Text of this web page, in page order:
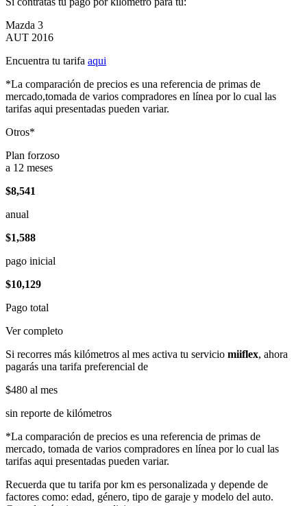
Mazda 3
AUT 2016
Encuentra tu tarifa aqui
*La comparación de precios es una referencia de primas de
mercado,tomada de varios compradores en línea por lo cual las
tarifas aqui presentadas pueden variar.
Otros*
Plan forzoso
a 12 meses
$8,541
anual
$1,588
pago inicial
$10,129
Pago total
Ver completo
Si recorres más kilómetros al mes activa tu servicio miiflex, ahora
pagarás una tarifa preferencial de
$480 al mes
sin reporte de kilómetros
*La comparación de precios es una referencia de primas de
mercado, tomada de varios compradores en línea por lo cual las
tarifas aqui presentadas pueden variar.
Recuerda que tu tarifa por km es personalizada y depende de
factores como: edad, género, tipo de garaje y modelo del auto.